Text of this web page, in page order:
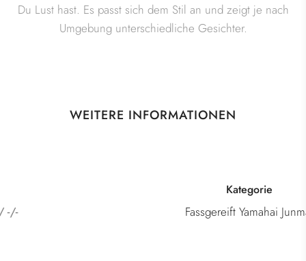
Du Lust hast. Es passt sich dem Stil an und zeigt je nach
Umgebung unterschiedliche Gesichter.
WEITERE INFORMATIONEN
Fassgereift Yamahai Junmai